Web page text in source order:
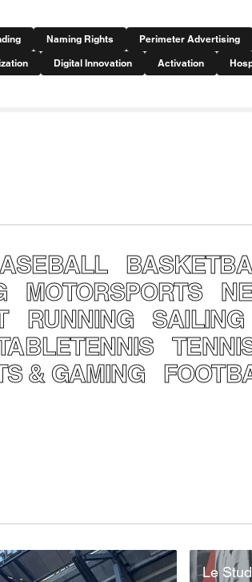
Naming Rights Perimeter Advertising
Digital Innovation Activation
MOTORSPORTS
RUNNING SAILING
& GAMING
Le